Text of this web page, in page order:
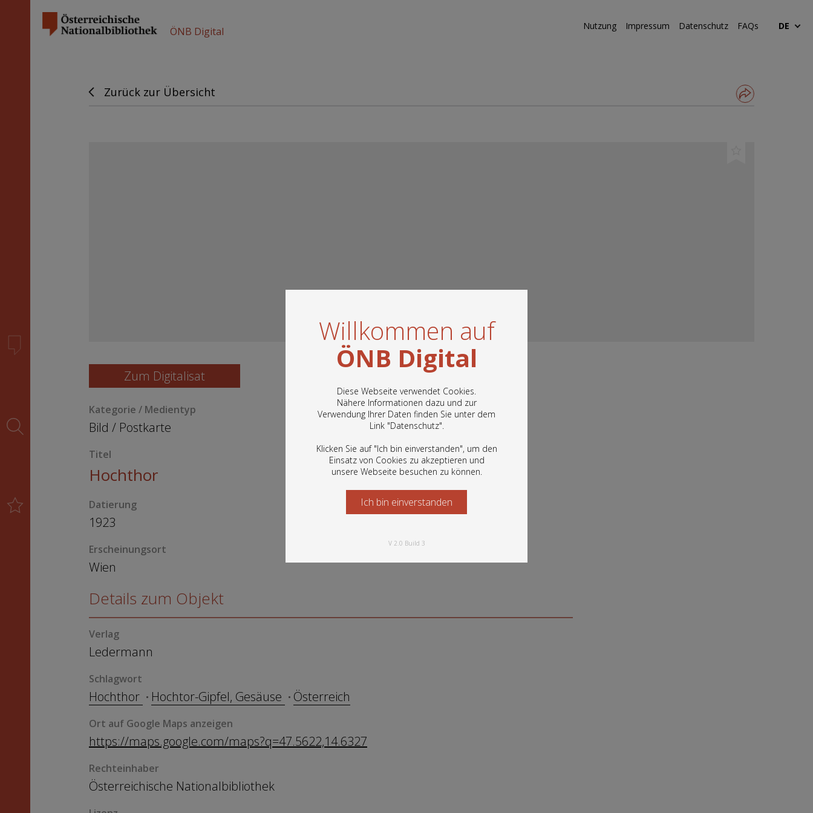
Willkommen auf
ÖNB Digital
Diese Webseite verwendet Cookies.
Nähere Informationen dazu und zur
Verwendung Ihrer Daten finden Sie unter dem
Link "Datenschutz".
Klicken Sie auf "Ich bin einverstanden", um den
Einsatz von Cookies zu akzeptieren und
unsere Webseite besuchen zu können.
In diesem Portal finden Sie die digitalen
Bestände der Österreichischen
Grafiken und vieles mehr.
Ich bin einverstanden
Starten Sie jetzt
V 2.0 Build 3
ÖNB Digital Nutzung Impressum Datenschutz FAQs DE
Zurück zur Übersicht
Zum Digitalisat
Kategorie / Medientyp
Bild / Postkarte
Titel
Hochthor
Datierung
1923
Erscheinungsort
Wien
Details zum Objekt
Verlag
Ledermann
Schlagwort
Hochthor Hochtor-Gipfel, Gesäuse Österreich
Ort auf Google Maps anzeigen
https://maps.google.com/maps?q=47.5622,14.6327
Rechteinhaber
Österreichische Nationalbibliothek